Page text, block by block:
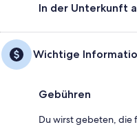
In der Unterkunft
Wichtige
Gebühren
Du wirst gebeten, die